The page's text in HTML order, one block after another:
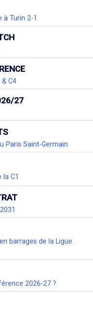
à Turin 2-1
& C4
27
Paris Saint-Germain
C1
barrages de la Ligue
2026-27 ?